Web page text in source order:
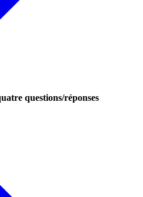
questions/réponses